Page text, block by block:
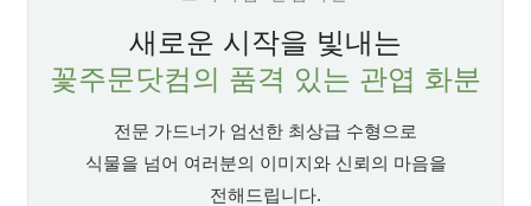
새로운 시작을 빛내는
꽃주문닷컴의 품격 있는 관엽 화분
전문 가드너가 엄선한 최상급 수형으로
식물을 넘어 여러분의 이미지와 신뢰의 마음을
전해드립니다.